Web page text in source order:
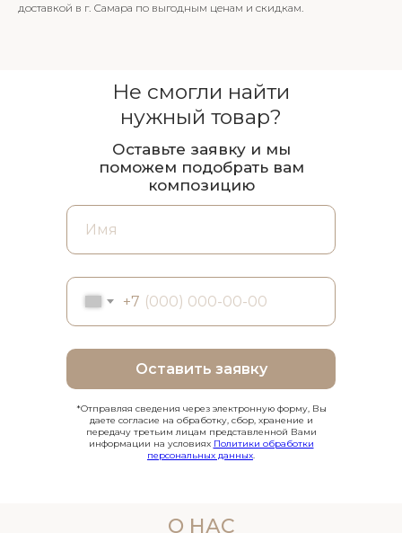
доставкой в г. Самара по выгодным ценам и скидкам.
+7
Оставить заявку
Не смогли найти
нужный товар?
Оставьте заявку и мы
поможем подобрать вам
композицию
*Отправляя сведения через электронную форму, Вы
даете согласие на обработку, сбор, хранение и
передачу третьим лицам представленной Вами
информации на условиях Политики обработки
персональных данных.
О НАС